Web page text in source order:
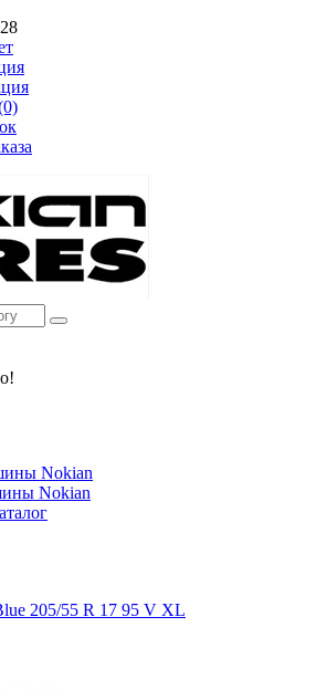
Nokian
Nokian
205/55 R 17 95 V XL